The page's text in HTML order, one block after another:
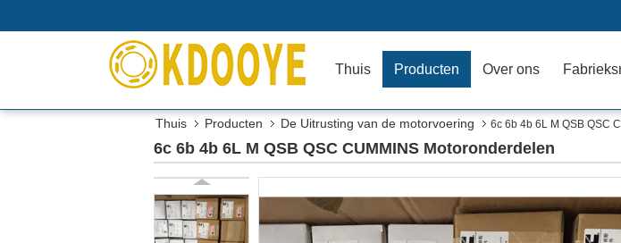
Thuis Producten Over ons
Thuis Producten De Uitrusting van de motorvoering 6c 6b 4b 6L M QSB QSC
6c 6b 4b 6L M QSB QSC CUMMINS Motoronderdelen